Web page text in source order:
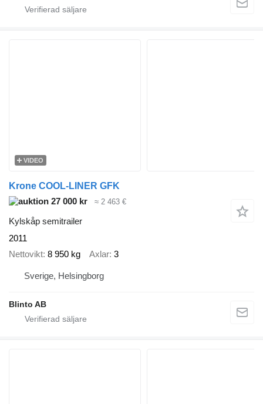
VIDEO
Krone COOL-LINER GFK
27 000 kr
≈ 2 463 €
Kylskåp semitrailer
2011
Nettovikt 8 950 kg Axlar 3
Sverige, Helsingborg
Blinto AB